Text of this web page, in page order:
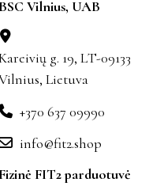
BSC Vilnius, UAB
g. 19, LT-09133
Lietuva
+370 637 09990
info@fit2.shop
Fizinė FIT2 parduotuvė